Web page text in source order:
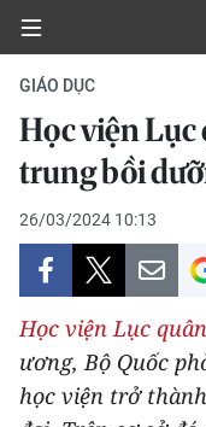
CHÍNH TRỊ
KINH TẾ
VĂN HÓA
XÃ HỘI
PHÁP LUẬT
GIÁO DỤC
Học viện Lục
trung bồi
26/03/2024 10:13
Học viện Lục quân
ương, Bộ Quốc
học viện trở